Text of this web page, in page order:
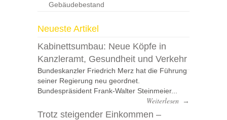
Gebäudebestand
Neueste Artikel
Kabinettsumbau: Neue Köpfe in
Kanzleramt, Gesundheit und Verkehr
Bundeskanzler Friedrich Merz hat die Führung
seiner Regierung neu geordnet.
Bundespräsident Frank-Walter Steinmeier...
Weiterlesen →
Trotz steigender Einkommen –